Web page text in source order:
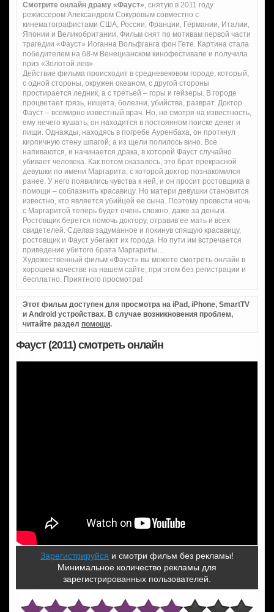
Смотрите онлайн драму «Фауст», снятую в 2011 году
режиссером Александром Сокуровым совместно с
кинематографистами США, России, Франции, Германии, Италии,
Японии и Великобритании. Фильм снят по мотивам первой части
трагедии «Фауст» Иоганна Вольфганга фон Гете. Картина стала
победителем на 68-м Венецианском кинофестивале и получила
приз «Золотой лев».
Действие фильма происходит в средневековом городе, который,
с одной стороны, окружен океаном, с другой стороны
простирается ледник, а с третьей – горы и гейзеры. В городе
процветает грязь, нищета, болезни, убийства, разврат. Доктор
Фауст – всемирно известный врач. Но, не смотря на известность,
ему нечего кушать, он находится в постоянном поиске денег и
пищи. Однажды, находясь в погребе Ауренбаха, он проткнул
кирпичную стену шпагой, а из щели полилось вино. Все
напиваются, и начинается драка, в которой Фауст случайно
убивает человека. Как потом оказалось, это брат прекрасной
девушки по имени Маргарита, с которой доктор познакомился
ранее. У него появились чувства к ней, и он просит ростовщика в
помощи – соблазнить красавицу. Но матери девушки становится
известно, кто является убийцей ее сына. Поэтому провести ночь
с Маргаритой теперь будет очень сложно, даже за деньги.
Ростовщик берется помочь доктору, отравив ее мать и всех
свидетелей. Сделав задуманное и покинув спящую красавицу,
ростовщик и Фауст убегают их города. Но пути им встречается
приведение убитого брата Маргариты…
Художественный фильм «Фауст» вы можете смотреть онлайн в
хорошем качестве на нашем сайте, при этом без регистрации и
бесплатно. Приятного просмотра!
Этот фильм доступен для просмотра на iPad, iPhone, SmartTV
и Android устройствах. В случае возникновения проблем,
читайте раздел помощи.
Фауст (2011) смотреть онлайн
Зарегистрируйся и смотри фильм без рекламы!
Минимальное количество рекламы для
зарегистрированных пользователей.